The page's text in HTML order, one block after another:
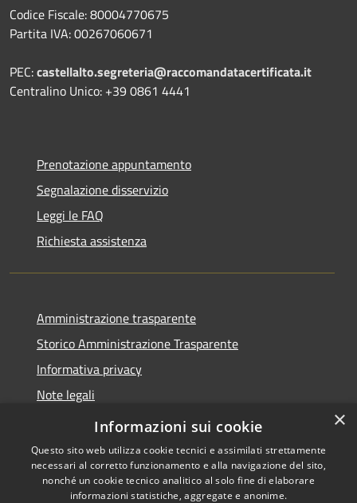
Codice Fiscale: 80004770675
Partita IVA: 00267060671
PEC:castellalto.segreteria@raccomandatacertificata.it
Centralino Unico: +39 0861 4441
Prenotazione appuntamento
Segnalazione disservizio
Leggi le FAQ
Richiesta assistenza
Amministrazione trasparente
Storico Amministrazione Trasparente
Informativa privacy
Note legali
Dichiarazione di accessibilità
×
Informazioni sui cookie
Questo sito web utilizza cookie tecnici e assimilati strettamente
necessari al corretto funzionamento e alla navigazione del sito,
nonché un cookie tecnico analitico al solo fine di elaborare
informazioni statistiche, aggregate e anonime.